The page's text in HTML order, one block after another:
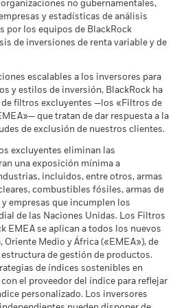
pasada no es un indicador fiable de
mercados podrían evolucionar de
el futuro. Puede ayudarle a evaluar
fondo en el pasado
de los ingresos brutos
rentabilidad de su inversión puede
resultado de las fluctuaciones del
se realiza en una divisa
el cálculo de la rentabilidad
puede recibir una vez deducidos los
medio cada año
medio cada año
puede recibir una vez deducidos los
medio cada año
lo que usted podría recibir en
de los mercados.
Equity Europe
de
de
98,17
0,00%
el
0,00%
0,00%
100,00%
0,00%
no gubernamentales,
y estadísticas de análisis
por los equipos de BlackRock
de inversiones de renta variable y de
escalables a los inversores para
y estilos de inversión, BlackRock ha
filtros excluyentes —los «Filtros de
que tratan de dar respuesta a la
de exclusión de nuestros clientes.
excluyentes eliminan las
una exposición mínima a
incluidos, entre otros, armas
combustibles fósiles, armas de
empresas que incumplen los
de las Naciones Unidas. Los Filtros
EMEA se aplican a todos los nuevos
Medio y África («EMEA»), de
de gestión de productos.
de índices sostenibles en
el proveedor del índice para reflejar
personalizado. Los inversores